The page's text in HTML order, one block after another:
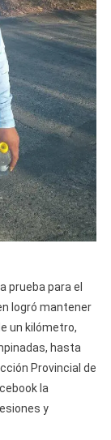
prueba para el
logró mantener
un kilómetro,
hasta
Provincial de
la
y